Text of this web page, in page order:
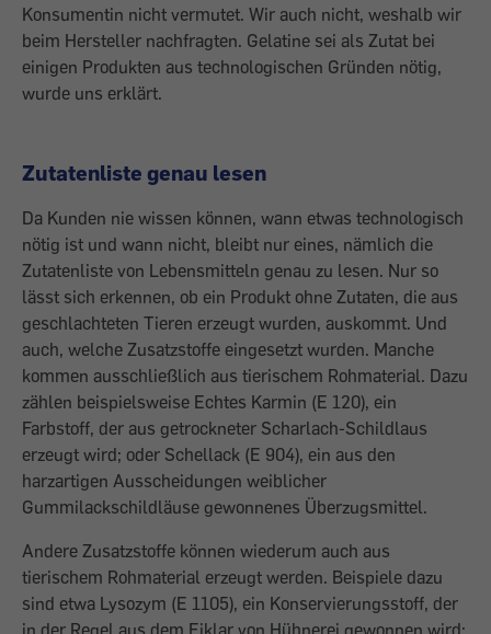
Konsumentin nicht vermutet. Wir auch nicht, weshalb wir
beim Hersteller nachfragten. Gelatine sei als Zutat bei
einigen Produkten aus technologischen Gründen nötig,
wurde uns erklärt.
Zutatenliste genau lesen
Da Kunden nie wissen können, wann etwas technologisch
nötig ist und wann nicht, bleibt nur eines, nämlich die
Zutatenliste von Lebensmitteln genau zu lesen. Nur so
lässt sich erkennen, ob ein Produkt ohne Zutaten, die aus
geschlachteten Tieren erzeugt wurden, auskommt. Und
auch, welche Zusatzstoffe eingesetzt wurden. Manche
kommen ausschließlich aus tierischem Rohmaterial. Dazu
zählen beispielsweise Echtes Karmin (E 120), ein
Farbstoff, der aus getrockneter Scharlach-Schildlaus
erzeugt wird; oder Schellack (E 904), ein aus den
harzartigen Ausscheidungen weiblicher
Gummilackschildläuse gewonnenes Überzugsmittel.
Andere Zusatzstoffe können wiederum auch aus
tierischem Rohmaterial erzeugt werden. Beispiele dazu
sind etwa Lysozym (E 1105), ein Konservierungsstoff, der
in der Regel aus dem Eiklar von Hühnerei gewonnen wird;